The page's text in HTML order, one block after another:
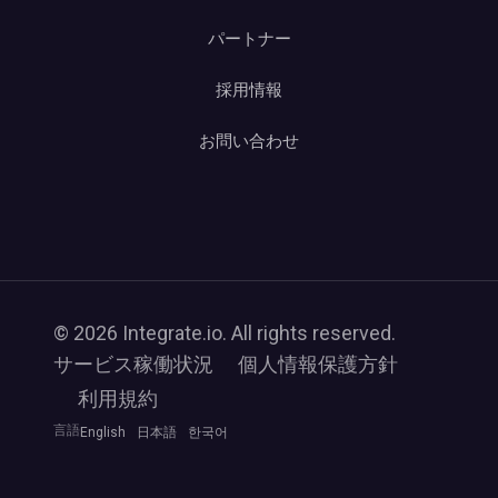
パートナー
採用情報
お問い合わせ
© 2026 Integrate.io. All rights reserved.
サービス稼働状況
個人情報保護方針
利用規約
言語 English 日本語 한국어